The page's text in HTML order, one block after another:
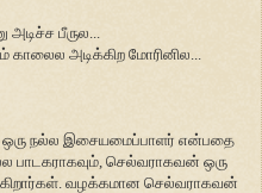
அடிச்ச பீருல...
காலைல அடிக்கிற மோரினில...
ஒரு நல்ல இசையமைப்பாளர் என்பதை
பாடகராகவும், செல்வராகவன் ஒரு
வழக்கமான செல்வராகவன்